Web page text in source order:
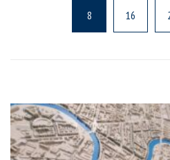
8 16